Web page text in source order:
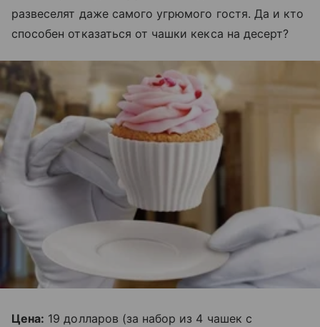
развеселят даже самого угрюмого гостя. Да и кто
способен отказаться от чашки кекса на десерт?
Цена: 19 долларов (за набор из 4 чашек с